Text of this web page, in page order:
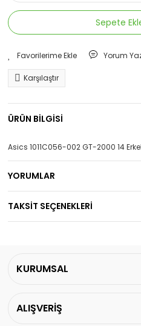
Sepete
Yorum
Karşılaştır
ÜRÜN BİLGİSİ
Asics 1011C056-002 GT-2000 14
YORUMLAR
TAKSİT SEÇENEKLERİ
KURUMSAL
ALIŞVERİŞ